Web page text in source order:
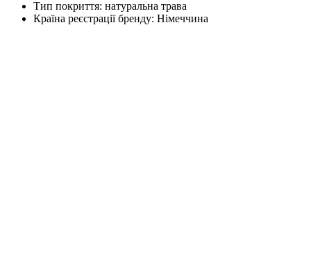
Тип покриття: натуральна трава
Країна реєстрації бренду: Німеччина